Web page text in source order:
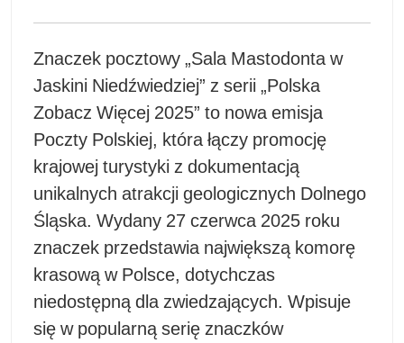
Znaczek pocztowy „Sala Mastodonta w
Jaskini Niedźwiedziej” z serii „Polska
Zobacz Więcej 2025” to nowa emisja
Poczty Polskiej, która łączy promocję
krajowej turystyki z dokumentacją
unikalnych atrakcji geologicznych Dolnego
Śląska. Wydany 27 czerwca 2025 roku
znaczek przedstawia największą komorę
krasową w Polsce, dotychczas
niedostępną dla zwiedzających. Wpisuje
się w popularną serię znaczków